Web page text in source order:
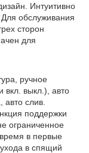
Интуитивно
обслуживания
сторон
для
ручное
вкл. выкл.), авто
слив.
поддержки
ограниченное
в первые
в спящий